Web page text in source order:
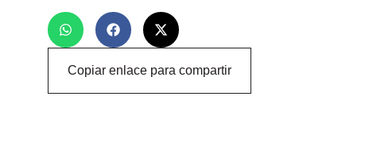
Copiar enlace para compartir